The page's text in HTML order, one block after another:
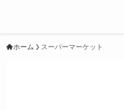
ホーム スーパーマーケット